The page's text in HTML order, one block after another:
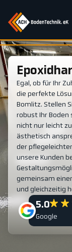
Egal, ob für Ihr
die perfekte
Bomlitz. Stellen
robust Ihr Boden
nicht nur leicht
ästhetisch
der
unsere Kunden
gemeinsam
und gleichzeitig
5.0
Google